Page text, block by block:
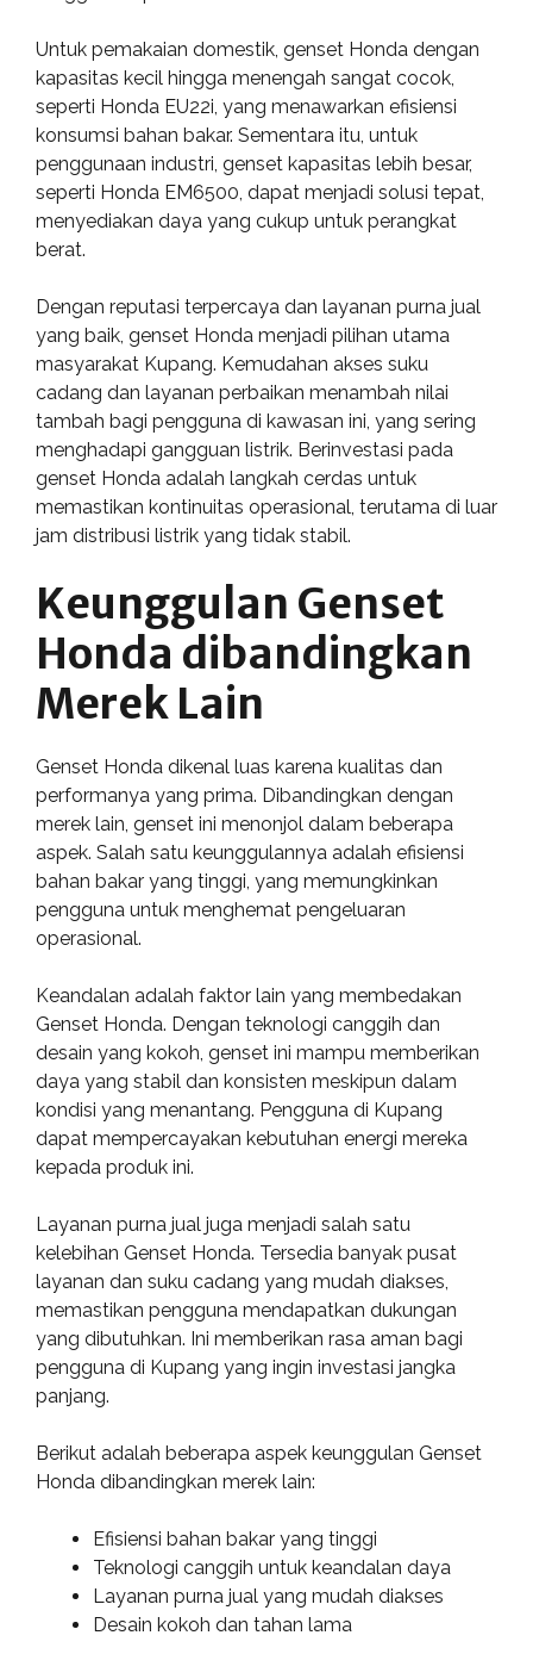
Untuk pemakaian domestik, genset Honda dengan
kapasitas kecil hingga menengah sangat cocok,
seperti Honda EU22i, yang menawarkan efisiensi
konsumsi bahan bakar. Sementara itu, untuk
penggunaan industri, genset kapasitas lebih besar,
seperti Honda EM6500, dapat menjadi solusi tepat,
menyediakan daya yang cukup untuk perangkat
berat.
Dengan reputasi terpercaya dan layanan purna jual
yang baik, genset Honda menjadi pilihan utama
masyarakat Kupang. Kemudahan akses suku
cadang dan layanan perbaikan menambah nilai
tambah bagi pengguna di kawasan ini, yang sering
menghadapi gangguan listrik. Berinvestasi pada
genset Honda adalah langkah cerdas untuk
memastikan kontinuitas operasional, terutama di luar
jam distribusi listrik yang tidak stabil.
Keunggulan Genset
Honda dibandingkan
Merek Lain
Genset Honda dikenal luas karena kualitas dan
performanya yang prima. Dibandingkan dengan
merek lain, genset ini menonjol dalam beberapa
aspek. Salah satu keunggulannya adalah efisiensi
bahan bakar yang tinggi, yang memungkinkan
pengguna untuk menghemat pengeluaran
operasional.
Keandalan adalah faktor lain yang membedakan
Genset Honda. Dengan teknologi canggih dan
desain yang kokoh, genset ini mampu memberikan
daya yang stabil dan konsisten meskipun dalam
kondisi yang menantang. Pengguna di Kupang
dapat mempercayakan kebutuhan energi mereka
kepada produk ini.
Layanan purna jual juga menjadi salah satu
kelebihan Genset Honda. Tersedia banyak pusat
layanan dan suku cadang yang mudah diakses,
memastikan pengguna mendapatkan dukungan
yang dibutuhkan. Ini memberikan rasa aman bagi
pengguna di Kupang yang ingin investasi jangka
panjang.
Berikut adalah beberapa aspek keunggulan Genset
Honda dibandingkan merek lain:
Efisiensi bahan bakar yang tinggi
Teknologi canggih untuk keandalan daya
Layanan purna jual yang mudah diakses
Desain kokoh dan tahan lama